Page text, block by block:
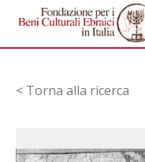
< Torna alla ricerca